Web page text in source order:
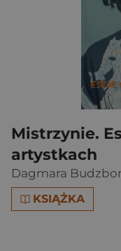
Mistrzynie.
artystkach
Dagmara
KSIĄŻKA